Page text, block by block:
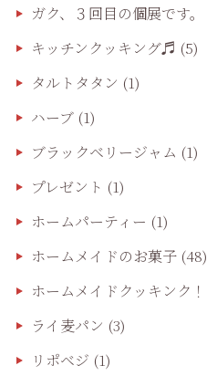
ガク、３回目の個展です。
キッチンクッキング♬ (5)
タルトタタン (1)
ハーブ(1)
ブラックベリージャム (1)
プレゼント (1)
ホームパーティー (1)
ホームメイドのお菓子(48)
ホームメイドクッキンク！
ライ麦パン (3)
リポベジ (1)